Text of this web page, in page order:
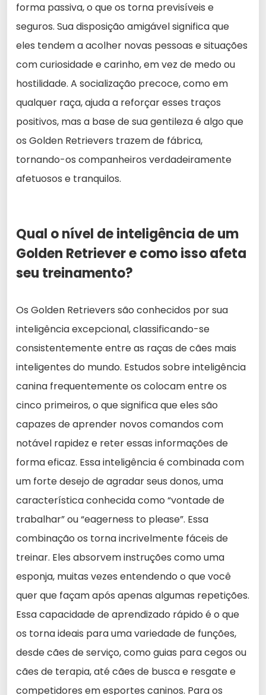
forma passiva, o que os torna previsíveis e
seguros. Sua disposição amigável significa que
eles tendem a acolher novas pessoas e situações
com curiosidade e carinho, em vez de medo ou
hostilidade. A socialização precoce, como em
qualquer raça, ajuda a reforçar esses traços
positivos, mas a base de sua gentileza é algo que
os Golden Retrievers trazem de fábrica,
tornando-os companheiros verdadeiramente
afetuosos e tranquilos.
Qual o nível de inteligência de um
Golden Retriever e como isso afeta
seu treinamento?
Os Golden Retrievers são conhecidos por sua
inteligência excepcional, classificando-se
consistentemente entre as raças de cães mais
inteligentes do mundo. Estudos sobre inteligência
canina frequentemente os colocam entre os
cinco primeiros, o que significa que eles são
capazes de aprender novos comandos com
notável rapidez e reter essas informações de
forma eficaz. Essa inteligência é combinada com
um forte desejo de agradar seus donos, uma
característica conhecida como “vontade de
trabalhar” ou “eagerness to please”. Essa
combinação os torna incrivelmente fáceis de
treinar. Eles absorvem instruções como uma
esponja, muitas vezes entendendo o que você
quer que façam após apenas algumas repetições.
Essa capacidade de aprendizado rápido é o que
os torna ideais para uma variedade de funções,
desde cães de serviço, como guias para cegos ou
cães de terapia, até cães de busca e resgate e
competidores em esportes caninos. Para os